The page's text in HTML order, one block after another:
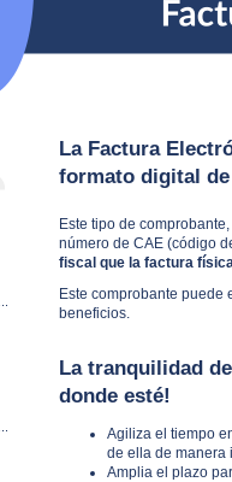
La Factura
formato digital
Este tipo de
número de CAE (código
fiscal que la factura
Este comprobante puede
beneficios.
La tranquilidad
donde esté!
Agiliza el tiempo
de ella de manera
Amplia el plazo